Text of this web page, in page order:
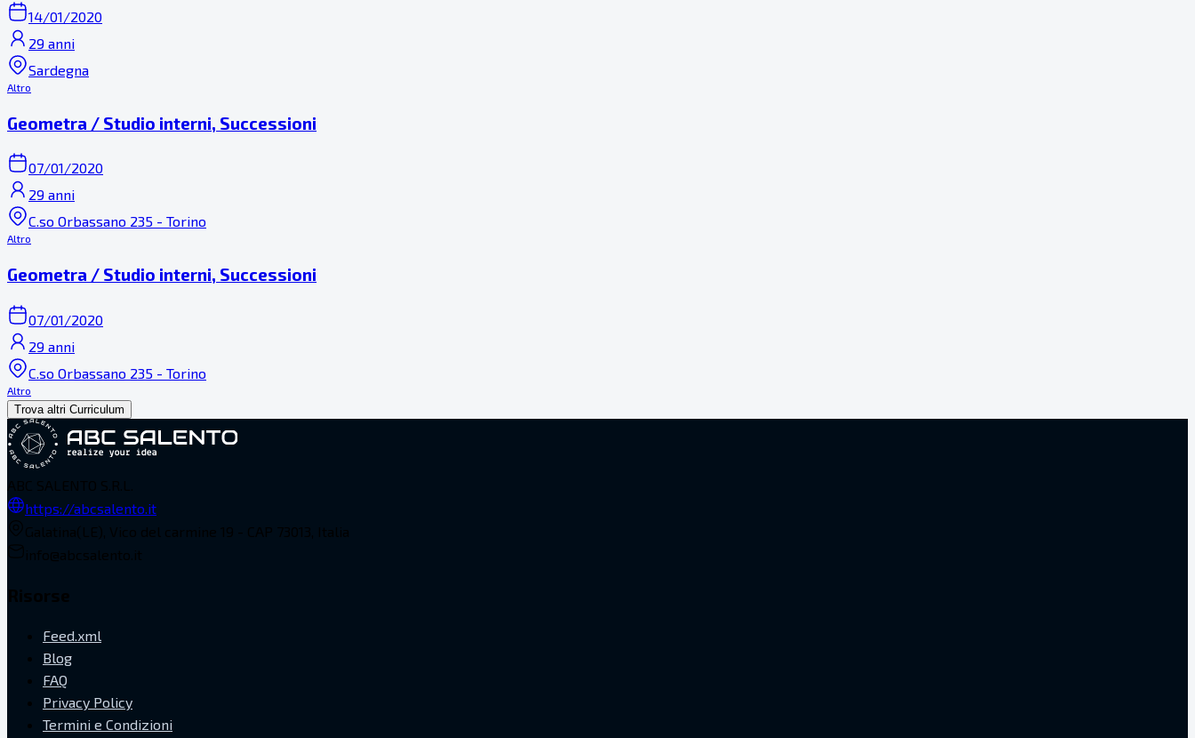
14/01/2020
29 anni
Sardegna
Altro
Geometra / Studio interni, Successioni
07/01/2020
29 anni
C.so Orbassano 235 - Torino
Altro
Geometra / Studio interni, Successioni
07/01/2020
29 anni
C.so Orbassano 235 - Torino
Altro
Trova altri Curriculum
https://abcsalento.it
Feed.xml
Blog
FAQ
Privacy Policy
Termini e Condizioni